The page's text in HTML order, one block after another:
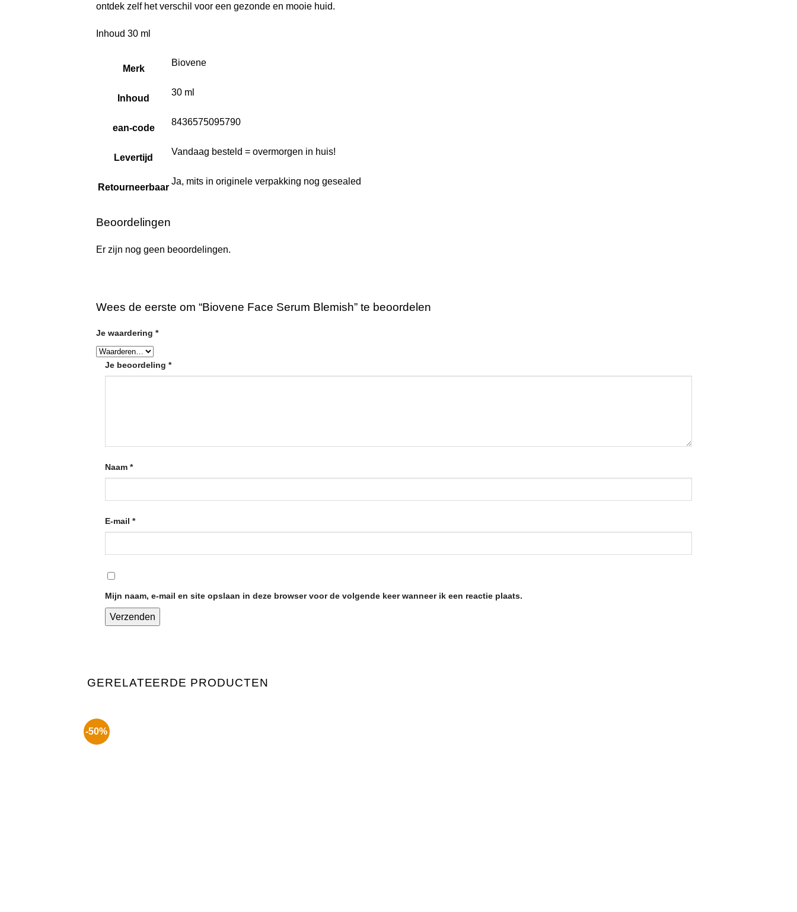
ontdek zelf het verschil voor een gezonde en mooie huid.
Inhoud 30 ml
Merk
Biovene
Inhoud
30 ml
ean-code
8436575095790
Levertijd
Vandaag besteld = overmorgen in huis!
Retourneerbaar
Ja, mits in originele verpakking nog gesealed
Beoordelingen
Er zijn nog geen beoordelingen.
Wees de eerste om “Biovene Face Serum Blemish” te beoordelen
Je waardering *
Je beoordeling *
Naam *
E-mail *
Mijn naam, e-mail en site opslaan in deze browser voor de volgende keer wanneer ik een reactie plaats.
GERELATEERDE PRODUCTEN
-50%